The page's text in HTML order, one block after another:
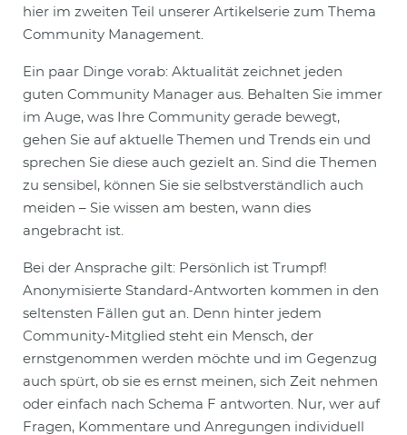
hier im zweiten Teil unserer Artikelserie zum Thema
Community Management.
Ein paar Dinge vorab: Aktualität zeichnet jeden
guten Community Manager aus. Behalten Sie immer
im Auge, was Ihre Community gerade bewegt,
gehen Sie auf aktuelle Themen und Trends ein und
sprechen Sie diese auch gezielt an. Sind die Themen
zu sensibel, können Sie sie selbstverständlich auch
meiden – Sie wissen am besten, wann dies
angebracht ist.
Bei der Ansprache gilt: Persönlich ist Trumpf!
Anonymisierte Standard-Antworten kommen in den
seltensten Fällen gut an. Denn hinter jedem
Community-Mitglied steht ein Mensch, der
ernstgenommen werden möchte und im Gegenzug
auch spürt, ob sie es ernst meinen, sich Zeit nehmen
oder einfach nach Schema F antworten. Nur, wer auf
Fragen, Kommentare und Anregungen individuell